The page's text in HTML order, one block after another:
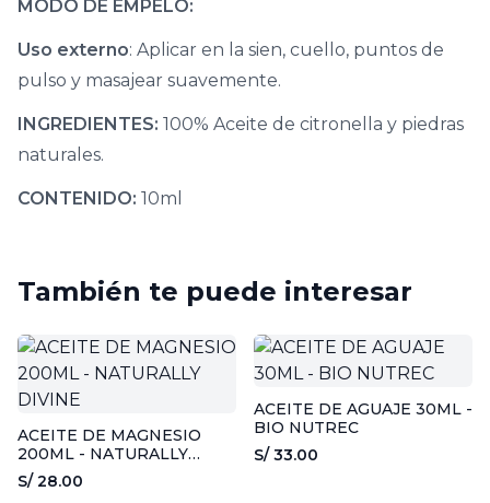
MODO DE EMPELO:
Uso externo: Aplicar en la sien, cuello, puntos de
pulso y masajear suavemente.
INGREDIENTES: 100% Aceite de citronella y piedras
naturales.
CONTENIDO: 10ml
También te puede interesar
ACEITE DE MAGNESIO
200ML - NATURALLY
DIVINE
S/ 28.00
ACEITE DE AGUAJE 30ML -
BIO NUTREC
S/ 33.00